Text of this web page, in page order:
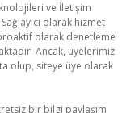
ve İletişim
olarak hizmet
olarak denetleme
Ancak, üyelerimiz
olup, siteye üye olarak
bir bilgi paylaşım